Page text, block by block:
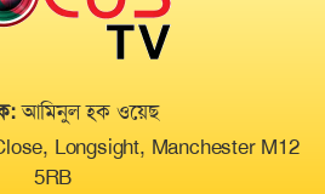
আমিনুল হক ওয়েছ
Longsight, Manchester M12
5RB